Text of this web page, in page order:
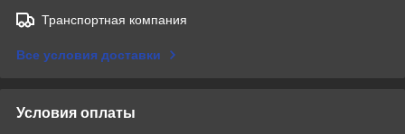
Транспортная компания
Все условия доставки
Условия оплаты